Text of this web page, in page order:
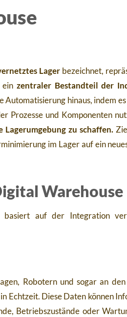
Lager bezeichnet,
zentraler Bestandteil der
hinaus, indem
Prozesse und Komponenten
zu schaffen.
im Lager auf ein
Warehouse
auf der Integration
Robotern und sogar an
Echtzeit. Diese Daten können
Betriebszustände oder